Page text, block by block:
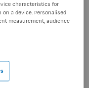
UNO Amsterdam I
meer actueel.
vacatures die voor
characteristics for
a device. Personalised
measurement, audience